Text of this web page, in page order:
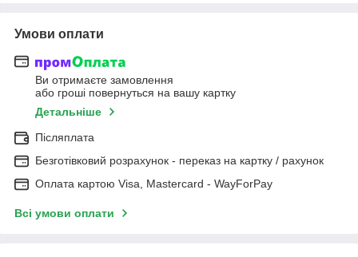
Умови оплати
Ви отримаєте замовлення
або гроші повернуться на вашу картку
Детальніше
Післяплата
Безготівковий розрахунок - переказ на картку / рахунок
Оплата картою Visa, Mastercard - WayForPay
Всі умови оплати